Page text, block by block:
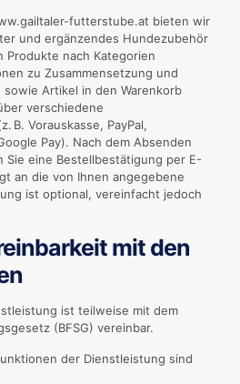
futterstube.at bieten wir
und ergänzendes Hundezubehör
Produkte nach Kategorien
zu Zusammensetzung und
Artikel in den Warenkorb
verschiedene
B. Vorauskasse, PayPal,
Pay). Nach dem Absenden
Sie eine Bestellbestätigung per E-
an die von Ihnen angegebene
ist optional, vereinfacht jedoch
mit den
ist teilweise mit dem
(BFSG) vereinbar.
der Dienstleistung sind